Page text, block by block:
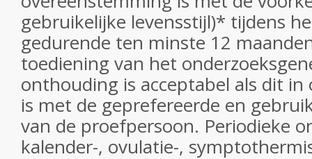
gebruikelijke levensstijl)* tijdens
gedurende ten minste 12
toediening van het
onthouding is acceptabel als dit
is met de geprefereerde en
van de proefpersoon. Periodieke
kalender-, ovulatie-,